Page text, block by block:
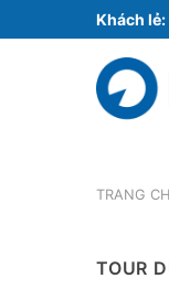
qua
Khách lẻ:
TRANG
TOUR